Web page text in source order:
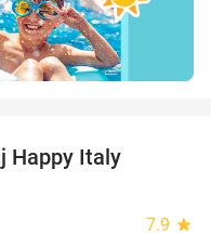
Happy Italy
7.9 star